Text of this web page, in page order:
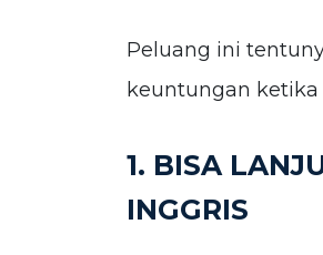
Peluang ini
keuntungan ketika
1. BISA
INGGRIS